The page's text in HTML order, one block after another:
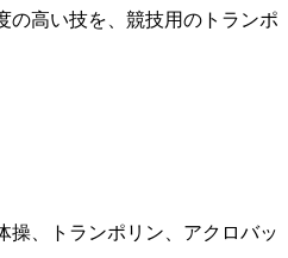
の高い技を、競技用のトランポ
操、トランポリン、アクロバッ